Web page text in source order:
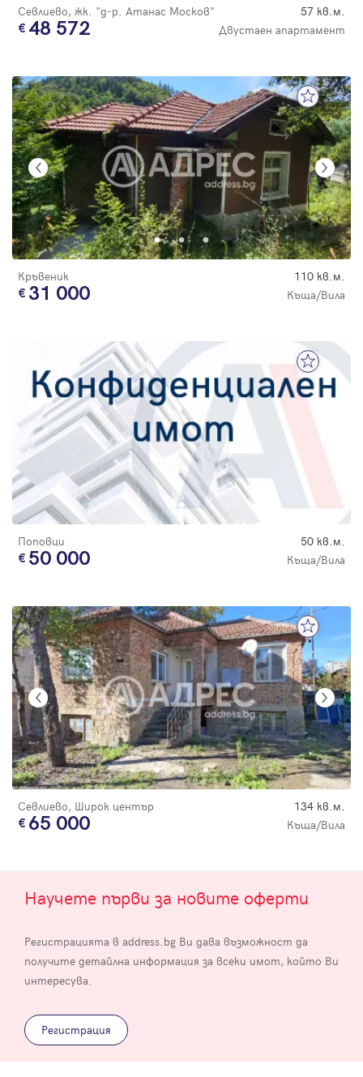
Севлиево, жк. "д-р. Атанас Москов" 57 кв.м.
48 572 Двустаен апартамент
Кръвеник 110 кв.м.
31 000 Къща/Вила
Поповци 50 кв.м.
50 000 Къща/Вила
Севлиево, Широк център 134 кв.м.
65 000 Къща/Вила
Научете първи за новите оферти
Регистрацията в address.bg Ви дава възможност да
получите детайлна информация за всеки имот, който Ви
интересува.
Регистрация